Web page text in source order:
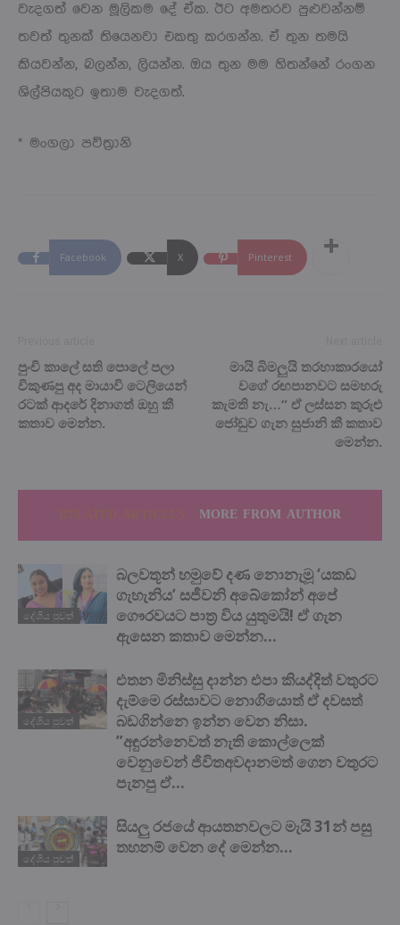
වැදගත් වෙන මූලිකම දේ ඒක. ඊට අමතරව පුළුවන්නම්
තවත් තුනක් තියෙනවා එකතු කරගන්න. ඒ තුන තමයි
කියවන්න, බලන්න, ලියන්න. ඔය තුන මම හිතන්නේ රංගන
ශිල්පියකුට ඉතාම වැදගත්.
* මංගලා පවිත්‍රානි
Facebook X Pinterest
පුංචි කාලේ සති පොලේ පලා
විකුණපු අද මායාවි ටෙලියෙන්
රටක් ආදරේ දිනාගත් ඔහු කී
කතාව මෙන්න.
මායි බිමලුයි තරහාකාරයෝ
වගේ රඟපානවට සමහරු
කැමති නැ…” ඒ ලස්සන කුරුළු
ජෝඩුව ගැන සුජානි කී කතාව
මෙන්න.
MORE FROM AUTHOR
දේශිය පුවත්
බලවතූන් හමුවේ දණ නොනැමූ ‘යකඩ
ගැහැනිය’ සජීවනි අබේකෝන් අපේ
ගෞරවයට පාත්‍ර විය යුතුමයි! ඒ ගැන
ඇසෙන කතාව මෙන්න…
දේශිය පුවත්
එතන මිනිස්සු දාන්න එපා කියද්දිත් වතුරට
දැම්මෙ රස්සාවට නොගියොත් ඒ දවසත්
බඩගින්නෙ ඉන්න වෙන නිසා.
”අඳුරන්නෙවත් නැති කොල්ලෙක්
වෙනුවෙන් ජිවිතඅවදානමත් ගෙන වතුරට
පැනපු ඒ...
දේශිය පුවත්
සියලු රජයේ ආයතනවලට මැයි 31න් පසු
තහනම් වෙන දේ මෙන්න…